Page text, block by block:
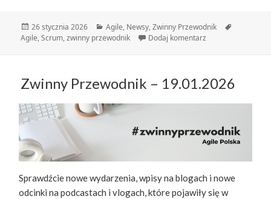
Data
publikacji
26 stycznia 2026 Kategorie
Agile, Newsy,Zwinny Przewodnik
Agile,Scrum,zwinny przewodnik Dodaj komentarz
Zwinny Przewodnik – 19.01.2026
Sprawdźcie nowe wydarzenia, wpisy na blogach i nowe
odcinki na podcastach i vlogach, które pojawiły się w